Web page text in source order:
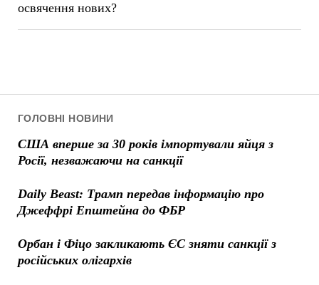
ГОЛОВНІ НОВИНИ
США вперше за 30 років імпортували яйця з
Росії, незважаючи на санкції
Daily Beast: Трамп передав інформацію про
Джеффрі Епштейна до ФБР
Орбан і Фіцо закликають ЄС зняти санкції з
російських олігархів
освячення нових?